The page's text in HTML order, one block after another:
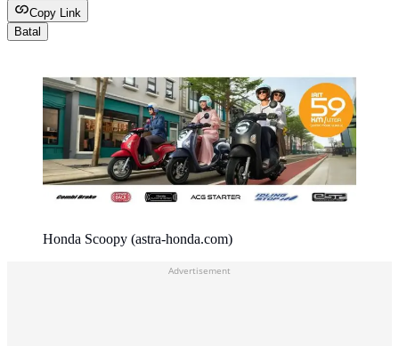
Copy Link
Batal
Honda Scoopy (astra-honda.com)
Advertisement